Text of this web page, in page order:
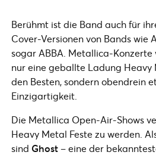
Berühmt ist die Band auch für
Cover-Versionen von Bands wie
sogar ABBA. Metallica-Konzerte
nur eine geballte Ladung Heavy
den Besten, sondern obendrein
Einzigartigkeit.
Die Metallica Open-Air-Shows
Heavy Metal Feste zu werden.
sind Ghost– eine der